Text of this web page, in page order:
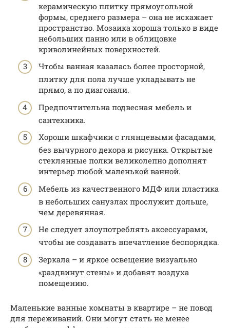
керамическую плитку прямоугольной
формы, среднего размера – она не искажает
пространство. Мозаика хороша только в виде
небольших панно или в облицовке
криволинейных поверхностей.
Чтобы ванная казалась более просторной,
плитку для пола лучше укладывать не
прямо, а по диагонали.
Предпочтительна подвесная мебель и
сантехника.
Хороши шкафчики с глянцевыми фасадами,
без вычурного декора и рисунка. Открытые
стеклянные полки великолепно дополнят
интерьер любой маленькой ванной.
Мебель из качественного МДФ или пластика
в небольших санузлах прослужит дольше,
чем деревянная.
Не следует злоупотреблять аксессуарами,
чтобы не создавать впечатление беспорядка.
Зеркала – и яркое освещение визуально
«раздвинут стены» и добавят воздуха
помещению.
Маленькие ванные комнаты в квартире – не повод
для переживаний. Они могут стать не менее